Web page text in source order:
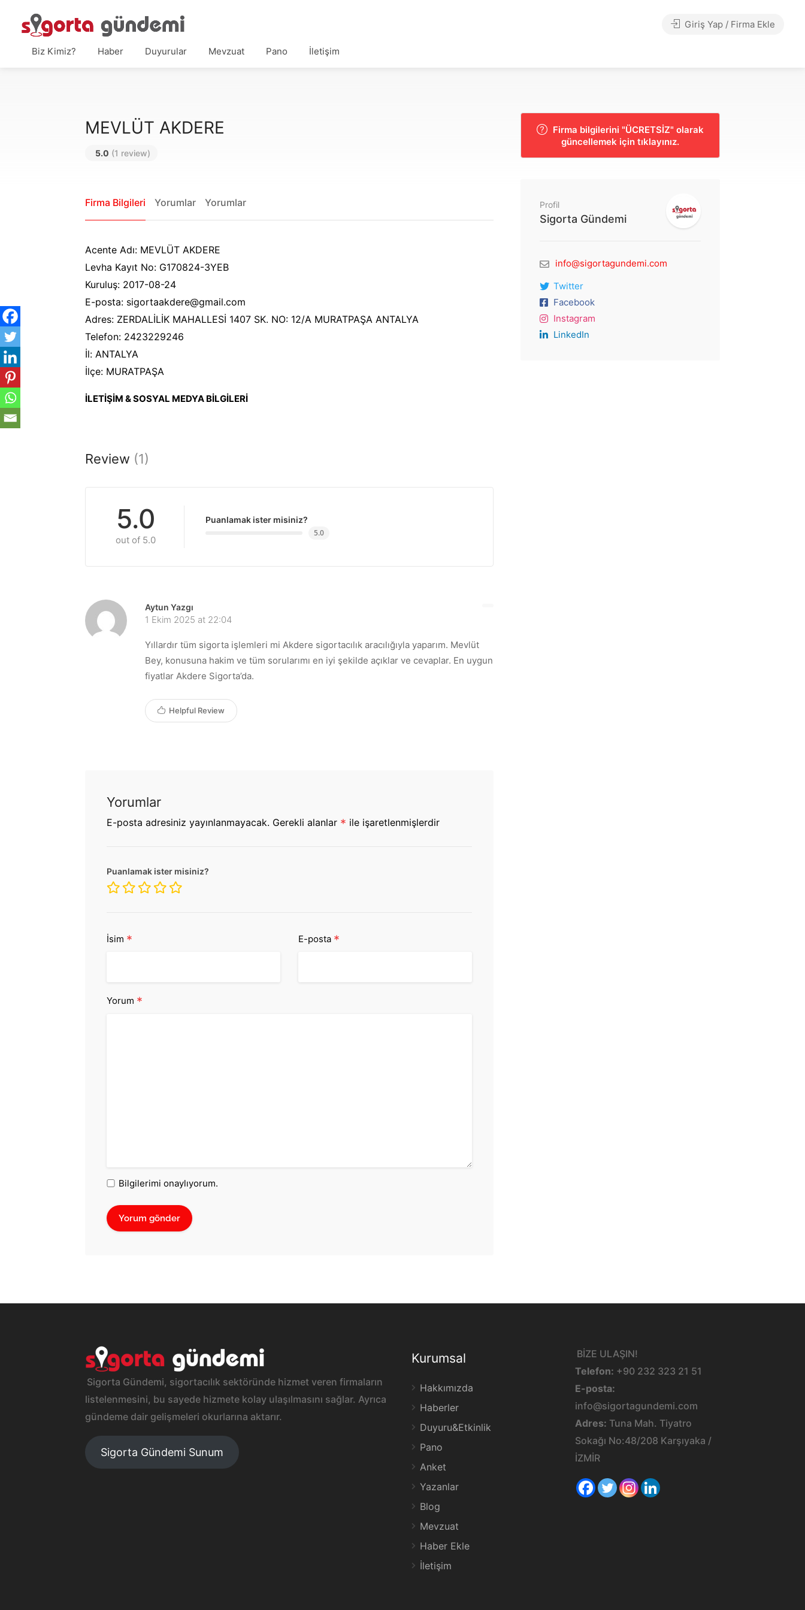
Biz Kimiz? Haber Duyurular Mevzuat Pano İletişim
Giriş Yap / Firma Ekle
MEVLÜT AKDERE
5.0 (1 review)
Firma Bilgileri Yorumlar Yorumlar
Acente Adı: MEVLÜT AKDERE
Levha Kayıt No: G170824-3YEB
Kuruluş: 2017-08-24
E-posta: sigortaakdere@gmail.com
Adres: ZERDALİLİK MAHALLESİ 1407 SK. NO: 12/A MURATPAŞA ANTALYA
Telefon: 2423229246
İl: ANTALYA
İlçe: MURATPAŞA
İLETİŞİM & SOSYAL MEDYA BİLGİLERİ
Review (1)
5.0
out of 5.0
Puanlamak ister misiniz?
5.0
Aytun Yazgı
1 Ekim 2025 at 22:04
Yıllardır tüm sigorta işlemleri mi Akdere sigortacılık aracılığıyla yaparım. Mevlüt
Bey, konusuna hakim ve tüm sorularımı en iyi şekilde açıklar ve cevaplar. En uygun
fiyatlar Akdere Sigorta’da.
Helpful Review
Yorumlar
E-posta adresiniz yayınlanmayacak. Gerekli alanlar * ile işaretlenmişlerdir
Puanlamak ister misiniz?
İsim * E-posta *
Yorum *
Bilgilerimi onaylıyorum.
Firma bilgilerini "ÜCRETSİZ" olarak
güncellemek için tıklayınız.
Profil
Sigorta Gündemi
info@sigortagundemi.com
Twitter
Facebook
Instagram
LinkedIn
Sigorta Gündemi, sigortacılık sektöründe hizmet veren firmaların
listelenmesini, bu sayede hizmete kolay ulaşılmasını sağlar. Ayrıca
gündeme dair gelişmeleri okurlarına aktarır.
Sigorta Gündemi Sunum
Kurumsal
Hakkımızda
Haberler
Duyuru&Etkinlik
Pano
Anket
Yazanlar
Blog
Mevzuat
Haber Ekle
İletişim
BİZE ULAŞIN!
Telefon: +90 232 323 21 51
E-posta:
info@sigortagundemi.com
Adres: Tuna Mah. Tiyatro
Sokağı No:48/208 Karşıyaka /
İZMİR